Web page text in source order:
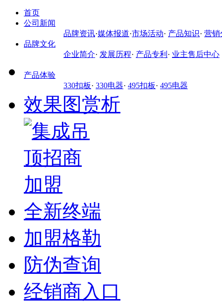
首页
公司新闻
品牌资讯·媒体报道·市场活动· 产品知识· 营销
品牌文化
企业简介· 发展历程· 产品专利 · 业主售后中心
产品体验
330扣板· 330电器· 495扣板· 495电器
效果图赏析
全新终端
加盟格勒
防伪查询
经销商入口